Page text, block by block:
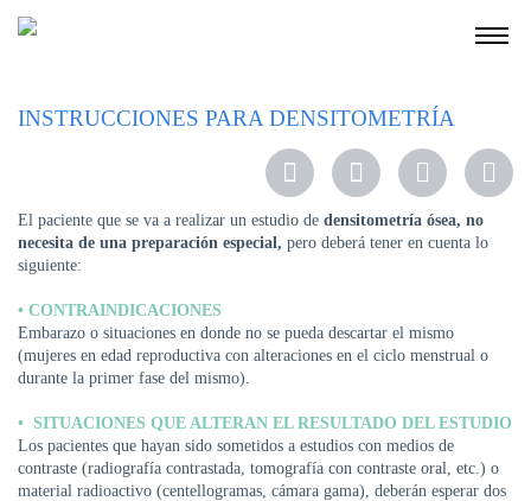
INSTRUCCIONES
PARA
PACIENTES
COBERTURAS
MÉDICAS
INVESTIGACIÓN
SEDES
Y
HORARIOS
INSTRUCCIONES PARA DENSITOMETRÍA
El paciente que se va a realizar un estudio de densitometría ósea, no
necesita de una preparación especial, pero deberá tener en cuenta lo
siguiente:
• CONTRAINDICACIONES
Embarazo o situaciones en donde no se pueda descartar el mismo
(mujeres en edad reproductiva con alteraciones en el ciclo menstrual o
durante la primer fase del mismo).
• SITUACIONES QUE ALTERAN EL RESULTADO DEL ESTUDIO
Los pacientes que hayan sido sometidos a estudios con medios de
contraste (radiografía contrastada, tomografía con contraste oral, etc.) o
material radioactivo (centellogramas, cámara gama), deberán esperar dos